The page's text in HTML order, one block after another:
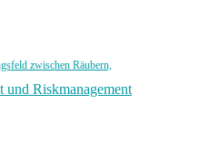
zwischen Räubern,
Riskmanagement